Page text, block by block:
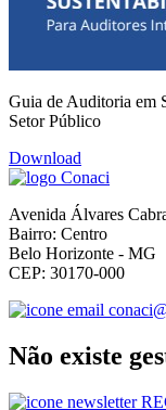
Guia de Auditoria em
Setor Público
Download
Avenida Álvares
Bairro: Centro
Belo Horizonte - MG
CEP: 30170-000
Não existe